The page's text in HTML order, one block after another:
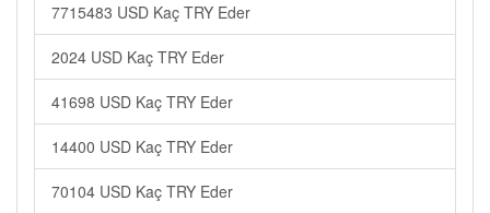
7715483 USD Kaç TRY Eder
2024 USD Kaç TRY Eder
41698 USD Kaç TRY Eder
14400 USD Kaç TRY Eder
70104 USD Kaç TRY Eder